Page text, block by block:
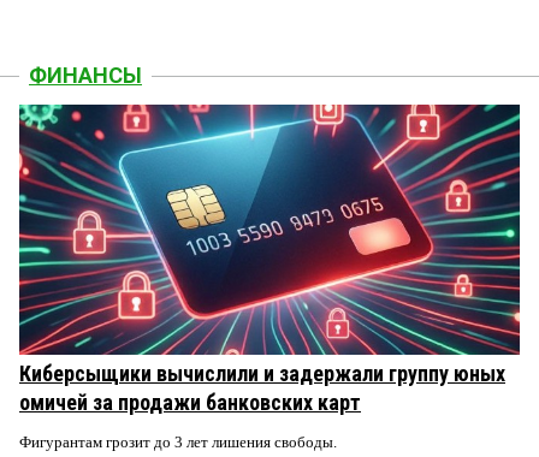
ФИНАНСЫ
Киберсыщики вычислили и задержали группу юных
омичей за продажи банковских карт
Фигурантам грозит до 3 лет лишения свободы.